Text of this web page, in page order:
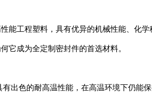
能工程塑料，具有优异的机械性能、化
它成为全定制密封件的首选材料。
出色的耐高温性能，在高温环境下仍能